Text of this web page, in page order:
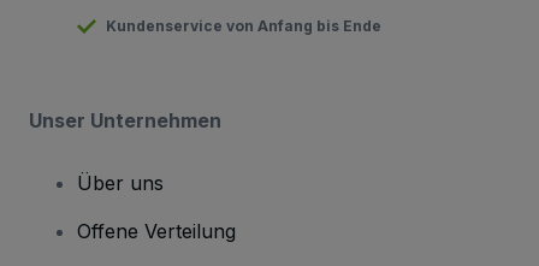
Kundenservice von Anfang bis Ende
Unser Unternehmen
Über uns
Offene Verteilung